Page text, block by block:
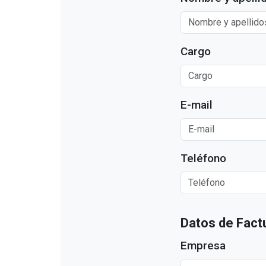
Cargo
E-mail
Teléfono
Datos de
Empresa